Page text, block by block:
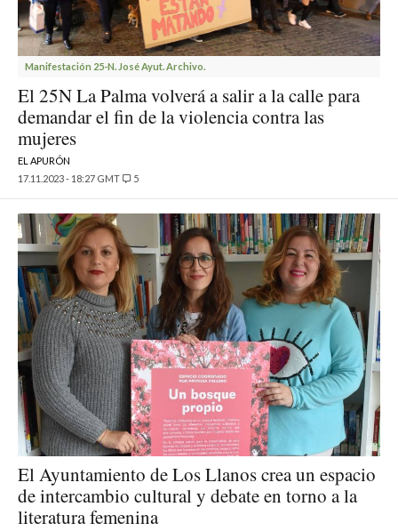
Manifestación 25-N. José Ayut. Archivo.
El 25N La Palma volverá a salir a la calle para
demandar el fin de la violencia contra las
mujeres
EL APURÓN
17.11.2023 - 18:27 GMT
5
El Ayuntamiento de Los Llanos crea un espacio
de intercambio cultural y debate en torno a la
literatura femenina